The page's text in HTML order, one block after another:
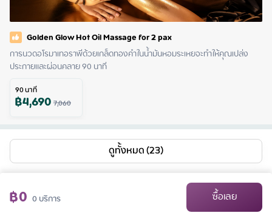
Golden Glow Hot Oil Massage for 2 pax
การนวดอโรมาเทอราพีด้วยเกล็ดทองคำในน้ำมันหอมระเหยจะทำให้คุณเปล่ง
ประกายและผ่อนคลาย 90 นาที
90นาที
฿4,6907,060
ดูทั้งหมด (23)
฿0 0บริการ ซื้อเลย